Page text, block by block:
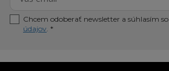
Chcem odoberať newsletter a súhlasím so
údajov. *